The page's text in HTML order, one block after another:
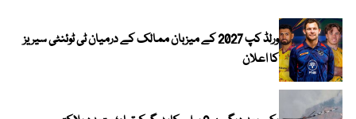
ورلڈ کپ 2027 کے میزبان ممالک کے درمیان ٹی ٹوئنٹی سیریز
کا اعلان